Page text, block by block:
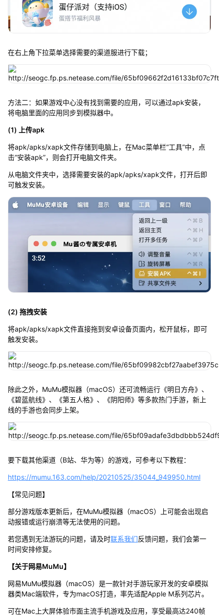
在右上角下拉菜单选择需要的渠道服进行下载；
方法二：如果游戏中心没有找到需要的应用，可以通过apk安装，
将电脑里面的应用同步到模拟器中。
(1) 上传apk
将apk/apks/xapk文件存储到电脑上，在Mac菜单栏“工具”中，点
击“安装apk”，则会打开电脑文件夹。
从电脑文件夹中，选择需要安装的apk/apks/xapk文件，打开后即
可触发安装。
(2) 拖拽安装
将apk/apks/xapk文件直接拖到安卓设备页面内，松开鼠标，即可
触发安装。
除此之外，MuMu模拟器（macOS）还可流畅运行《明日方舟》、
《碧蓝航线》、《第五人格》、《阴阳师》等多款热门手游，新上
线的手游也会同步上架。
要下载其他渠道（B站、华为等）的游戏，可参考以下教程：
https://mumu.163.com/help/20210525/35044_949950.html
【常见问题】
部分游戏版本更新后，在MuMu模拟器（macOS）上可能会出现启
动报错或运行崩溃等无法使用的问题。
若您遇到无法游玩的问题，请及时联系我们反馈问题，我们会第一
时间安排修复。
【关于网易MuMu】
网易MuMu模拟器（macOS）是一款针对手游玩家开发的安卓模拟
器类Mac端软件，专为macOS打造，率先适配Apple M系列芯片。
可在Mac上大屏体验市面主流手机游戏及应用，享受最高达240帧